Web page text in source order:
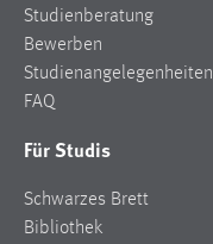
Studienberatung
Bewerben
Studienangelegenheiten
FAQ
Für Studis
Schwarzes Brett
Bibliothek